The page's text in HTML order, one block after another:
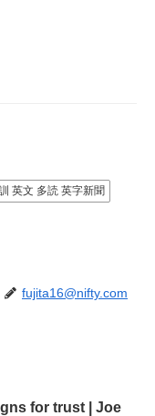
英文 多読 英字新聞
fujita16@nifty.com
for trust | Joe